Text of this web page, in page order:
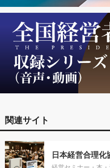
関連サイト
日本経営合理化